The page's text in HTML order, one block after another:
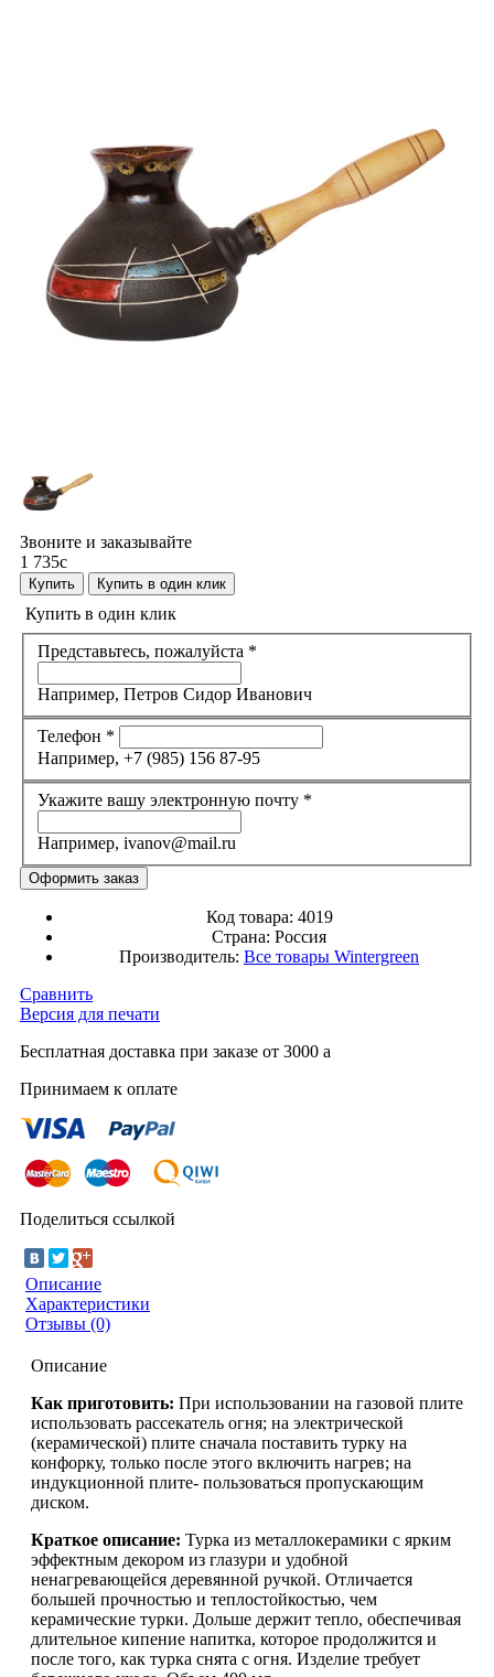
Звоните и заказывайте
1 735c
Купить Купить в один клик
Купить в один клик
Представьтесь, пожалуйста *
Например, Петров Сидор Иванович
Телефон *
Например, +7 (985) 156 87-95
Укажите вашу электронную почту *
Например, ivanov@mail.ru
Код товара: 4019
Страна: Россия
Производитель: Все товары Wintergreen
Сравнить
Версия для печати
Бесплатная доставка при заказе от 3000 a
Принимаем к оплате
Поделиться ссылкой
Описание
Характеристики
Отзывы (0)
Описание
Как приготовить: При использовании на газовой плите
использовать рассекатель огня; на электрической
(керамической) плите сначала поставить турку на
конфорку, только после этого включить нагрев; на
индукционной плите- пользоваться пропускающим
диском.
Краткое описание: Турка из металлокерамики с ярким
эффектным декором из глазури и удобной
ненагревающейся деревянной ручкой. Отличается
большей прочностью и теплостойкостью, чем
керамические турки. Дольше держит тепло, обеспечивая
длительное кипение напитка, которое продолжится и
после того, как турка снята с огня. Изделие требует